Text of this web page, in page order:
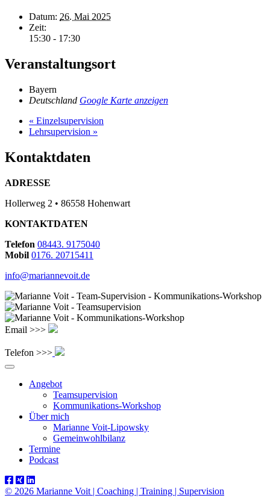
Datum: 26. Mai 2025
Zeit:
15:30 - 17:30
Veranstaltungsort
Bayern
Deutschland Google Karte anzeigen
« Einzelsupervision
Lehrsupervision »
Kontaktdaten
ADRESSE
Hollerweg 2 • 86558 Hohenwart
KONTAKTDATEN
Telefon 08443. 9175040
Mobil 0176. 20715411
info@mariannevoit.de
Email >>>
Telefon >>>
Angebot
Teamsupervision
Kommunikations-Workshop
Über mich
Marianne Voit-Lipowsky
Gemeinwohlbilanz
Termine
Podcast
© 2026 Marianne Voit | Coaching | Training | Supervision